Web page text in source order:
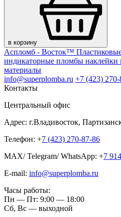
в корзину
Аспломб - Восток™
индикаторные пломбы
материалы
info@superplomba.ru +7 (423)
Контакты
Центральный офис
Адрес: г.Владивосток,
Телефон: +7 (423) 270-87-86
MAX/ Telegram/ WhatsApp: +7
E-mail: info@superplomba.ru
Часы работы:
Пн — Пт: 9:00 — 18:00
Сб, Вc — выходной